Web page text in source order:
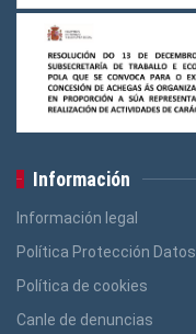
Información
Información legal
Política Protección Datos
Política de cookies
Canle de denuncias